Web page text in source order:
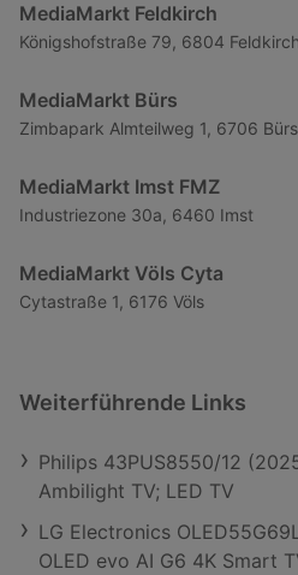
MediaMarkt Feldkirch
Königshofstraße 79, 6804
MediaMarkt Bürs
Zimbapark Almteilweg 1, 6706 Bürs
MediaMarkt Imst FMZ
Industriezone 30a, 6460 Imst
MediaMarkt Völs Cyta
Cytastraße 1, 6176 Völs
Weiterführende Links
Philips 43PUS8550/12
Ambilight TV; LED TV
LG Electronics
OLED evo AI G6 4K Smart